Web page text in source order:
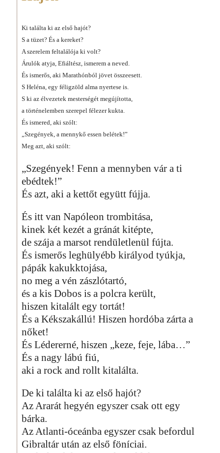
Ki találta ki az első hajót?
S a tüzet? És a kereket?
A szerelem feltalálója ki volt?
Árulók atyja, Efiáltész, ismerem a neved.
És ismerős, aki Marathónból jövet összeesett.
S Heléna, egy féligzöld alma nyertese is.
S ki az élvezetek mesterségét megújította,
a történelemben szerepel félezer kukta.
És ismered, aki szólt:
„Szegények, a mennykő essen belétek!”
Meg azt, aki szólt:
„Szegények! Fenn a mennyben vár a ti
ebédtek!”
És azt, aki a kettőt együtt fújja.
És itt van Napóleon trombitása,
kinek két kezét a gránát kitépte,
de szája a marsot rendületlenül fújta.
És ismerős leghülyébb királyod tyúkja,
pápák kakukktojása,
no meg a vén zászlótartó,
és a kis Dobos is a polcra került,
hiszen kitalált egy tortát!
És a Kékszakállú! Hiszen hordóba zárta a
nőket!
És Lédererné, hiszen „keze, feje, lába…”
És a nagy lábú fiú,
aki a rock and rollt kitalálta.
De ki találta ki az első hajót?
Az Ararát hegyén egyszer csak ott egy
bárka.
Az Atlanti-óceánba egyszer csak befordul
Gibraltár után az első föníciai.